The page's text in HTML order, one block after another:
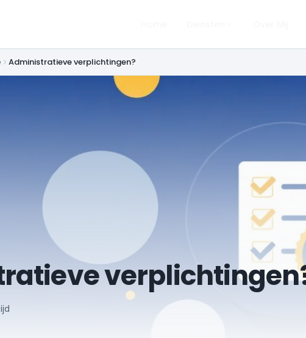
Administratieve verplichtingen?